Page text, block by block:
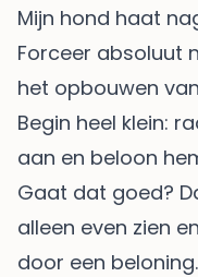
Mijn hond haat
Forceer absoluut
het opbouwen
Begin heel klein:
aan en beloon
Gaat dat goed?
alleen even zien
door een beloning.